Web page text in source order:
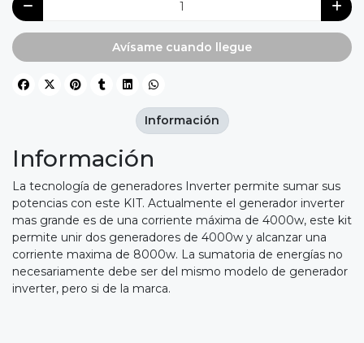
Avísame cuando llegue
Información
La tecnología de generadores Inverter permite sumar sus
potencias con este KIT. Actualmente el generador inverter
mas grande es de una corriente máxima de 4000w, este kit
permite unir dos generadores de 4000w y alcanzar una
corriente maxima de 8000w. La sumatoria de energías no
necesariamente debe ser del mismo modelo de generador
inverter, pero si de la marca.
Información